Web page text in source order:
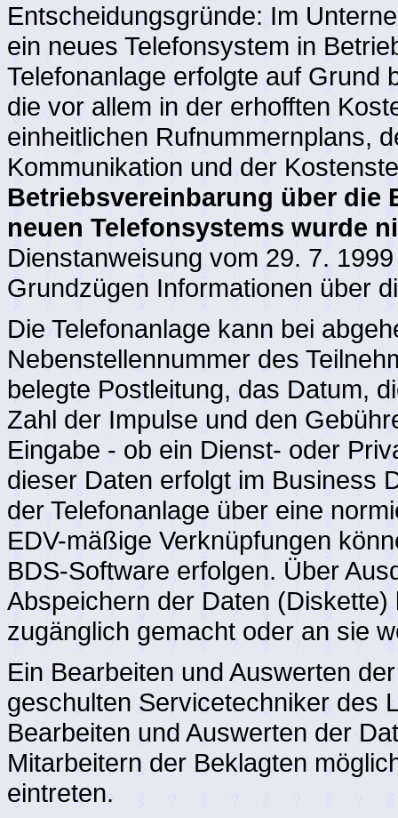
Entscheidungsgründe: Im
ein neues Telefonsystem in
Telefonanlage erfolgte auf Grund
die vor allem in der erhofften
einheitlichen Rufnummernplans,
Kommunikation und der
Betriebsvereinbarung über die
neuen Telefonsystems wurde
Dienstanweisung vom 29. 7.
Grundzügen Informationen über
Die Telefonanlage kann bei
Nebenstellennummer des
belegte Postleitung, das Datum,
Zahl der Impulse und den
Eingabe - ob ein Dienst- oder
dieser Daten erfolgt im Business
der Telefonanlage über eine
EDV-mäßige Verknüpfungen
BDS-Software erfolgen. Über
Abspeichern der Daten
zugänglich gemacht oder an sie
Ein Bearbeiten und Auswerten
geschulten Servicetechniker des
Bearbeiten und Auswerten der
Mitarbeitern der Beklagten
eintreten.